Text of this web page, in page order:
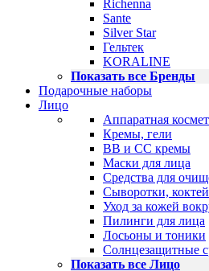
Richenna
Sante
Silver Star
Гельтек
KORALINE
Показать все Бренды
Подарочные наборы
Лицо
Аппаратная
Кремы, гели
BB и CC кремы
Маски для лица
Средства для
Сыворотки,
Уход за кожей
Пилинги для лица
Лосьоны и тоники
Солнцезащитные
Показать все Лицо